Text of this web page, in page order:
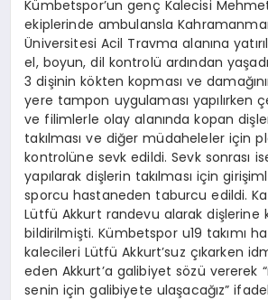
Kümbetspor’un genç Kalecisi
ekiplerinde ambulansla
Üniversitesi Acil Travma alanına
el, boyun, dil kontrolü ardından
3 dişinin kökten kopması ve
yere tampon uygulaması yapılırken
ve filimlerle olay alanında kopan
takılması ve diğer müdaheleler için
kontrolüne sevk edildi. Sevk sonrası
yapılarak dişlerin takılması için
sporcu hastaneden taburcu edildi.
Lütfü Akkurt randevu alarak dişlerine
bildirilmişti. Kümbetspor u19 takımı
kalecileri Lütfü Akkurt’suz çıkarken
eden Akkurt’a galibiyet sözü vererek
senin için galibiyete ulaşacağız”